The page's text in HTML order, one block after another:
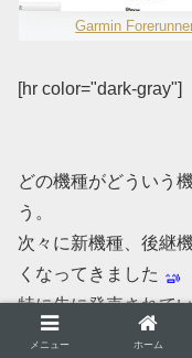
Garmin
[hr color="dark-gray"]
どの機種がどういう
う。
次々に新機種、後継
くなってきました
特に先に発売されて
とつではなくてFR235
メニュー ホーム